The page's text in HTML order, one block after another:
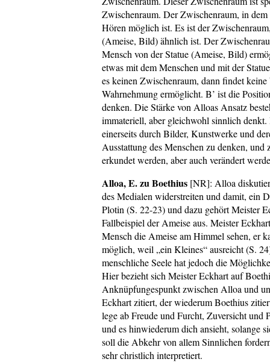
Zwischenraum. Der Zwischenraum, in
Hören möglich ist. Es ist der
(Ameise, Bild) ähnlich ist. Der
Mensch von der Statue (Ameise, Bild)
etwas mit dem Menschen und mit der
es keinen Zwischenraum, dann findet
Wahrnehmung ermöglicht. B’ ist die
denken. Die Stärke von Alloas Ansatz
immateriell, aber gleichwohl sinnlich
einerseits durch Bilder, Kunstwerke und
Ausstattung des Menschen zu denken,
erkundet werden, aber auch verändert
Alloa, E. zu Boethius [NR]: Alloa
des Medialen widerstreiten und damit, ein
Plotin (S. 22-23) und dazu gehört Meister
Fallbeispiel der Ameise aus. Meister
Mensch die Ameise am Himmel sehen, er
möglich, weil „ein Kleines“ ausreicht (S.
menschliche Seele hat jedoch die
Hier bezieht sich Meister Eckhart auf
Anknüpfungespunkt zwischen Alloa und
Eckhart zitiert, der wiederum Boethius
lege ab Freude und Furcht, Zuversicht und
und es hinwiederum dich ansieht, solange
soll die Abkehr von allem Sinnlichen
sehr christlich interpretiert.